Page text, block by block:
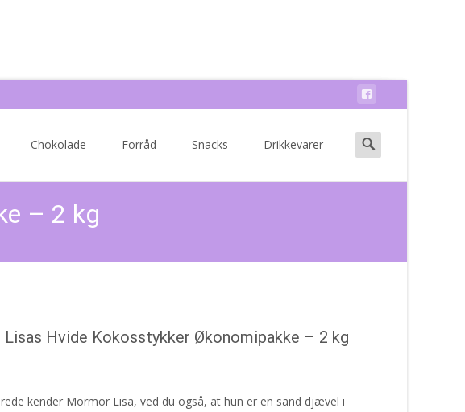
Chokolade Forråd Snacks Drikkevarer
Search
for:
– 2 kg
Hvide Kokosstykker Økonomipakke – 2 kg
kender Mormor Lisa, ved du også, at hun er en sand djævel i